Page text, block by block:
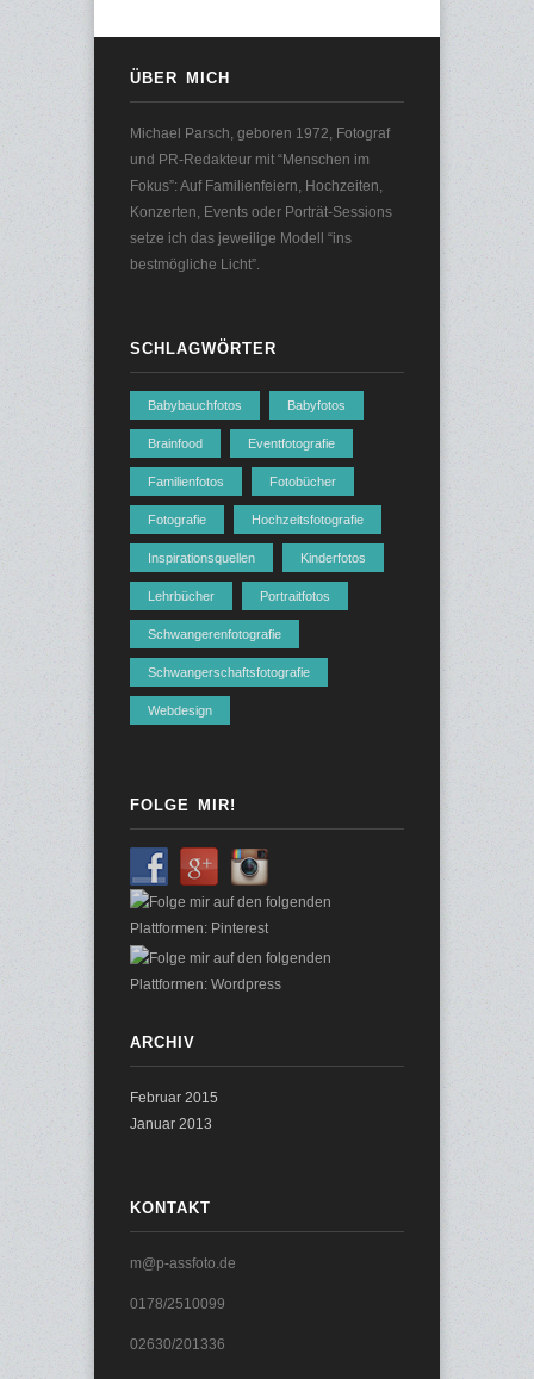
ÜBER MICH
Michael Parsch, geboren 1972, Fotograf
und PR-Redakteur mit “Menschen im
Fokus”: Auf Familienfeiern, Hochzeiten,
Konzerten, Events oder Porträt-Sessions
setze ich das jeweilige Modell “ins
bestmögliche Licht”.
SCHLAGWÖRTER
Babybauchfotos Babyfotos
Brainfood Eventfotografie
Familienfotos Fotobücher
Fotografie Hochzeitsfotografie
Inspirationsquellen Kinderfotos
Lehrbücher Portraitfotos
Schwangerenfotografie
Schwangerschaftsfotografie
Webdesign
FOLGE MIR!
ARCHIV
Februar 2015
Januar 2013
KONTAKT
m@p-assfoto.de
0178/2510099
02630/201336